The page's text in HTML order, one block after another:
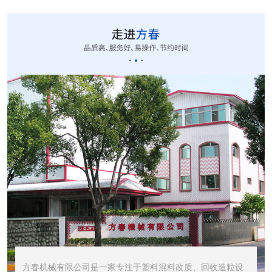
CUT-20立式切粒...
STR1000振动筛... STR600震动筛<...
方春机械有限公司是一家专注于塑料混料改质、回收造粒设